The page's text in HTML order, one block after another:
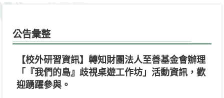
公告彙整
【校外研習資訊】轉知財團法人至善基金會辦理
「『我們的島』歧視桌遊工作坊」活動資訊，歡
迎踴躍參與。